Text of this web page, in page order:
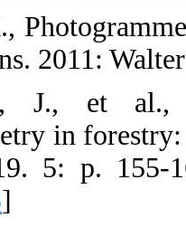
35. Kraus, K.,
and laser
36. Iglhaut,
Reports,
019-00094-3